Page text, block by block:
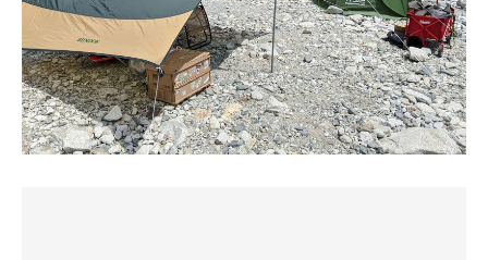
コレを書いてる今現在、手足の痺れの余韻を楽しんでいま
す
火おこし面倒くさいな…